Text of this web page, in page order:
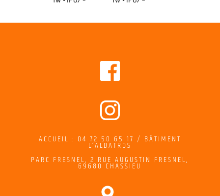
ACCUEIL : 04 72 50 65 17 / BÂTIMENT
L’ALBATROS
PARC FRESNEL, 2 RUE AUGUSTIN FRESNEL,
69680 CHASSIEU